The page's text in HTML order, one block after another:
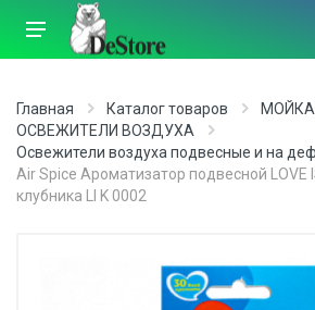
Главная Каталог товаров
ОСВЕЖИТЕЛИ ВОЗДУХА
Освежители воздуха подвесные и на
Air Spice Ароматизатор подвесной LOVE
клубника LI K 0002